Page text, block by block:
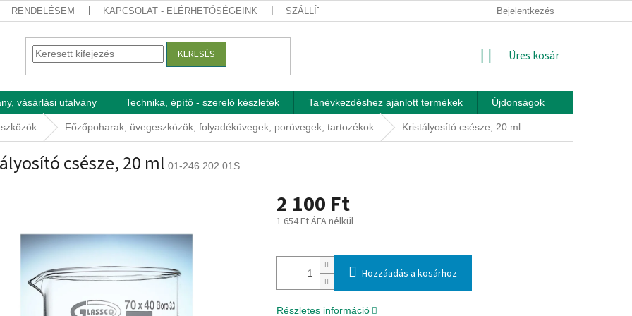
RENDELÉSEM KAPCSOLAT - ELÉRHETŐSÉGEINK SZÁLLÍTÁSI FELTÉTELEK ÜZLETI FELTÉTELEK (ÁSZF)
Bejelentkezés
KERESÉS KOSÁR
Üres kosár
vásárlási utalvány Technika, építő - szerelő készletek Tanévkezdéshez ajánlott termékek Újdonságok
Főzőpoharak, üvegeszközök, folyadéküvegek, porüvegek, tartozékok Kristályosító csésze, 20 ml
csésze, 20 ml 01-246.202.01S
2 100 Ft
1 654 Ft ÁFA nélkül
Hozzáadás a kosárhoz
Részletes információ